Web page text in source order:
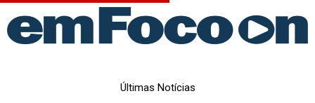
para
Últimas Notícias